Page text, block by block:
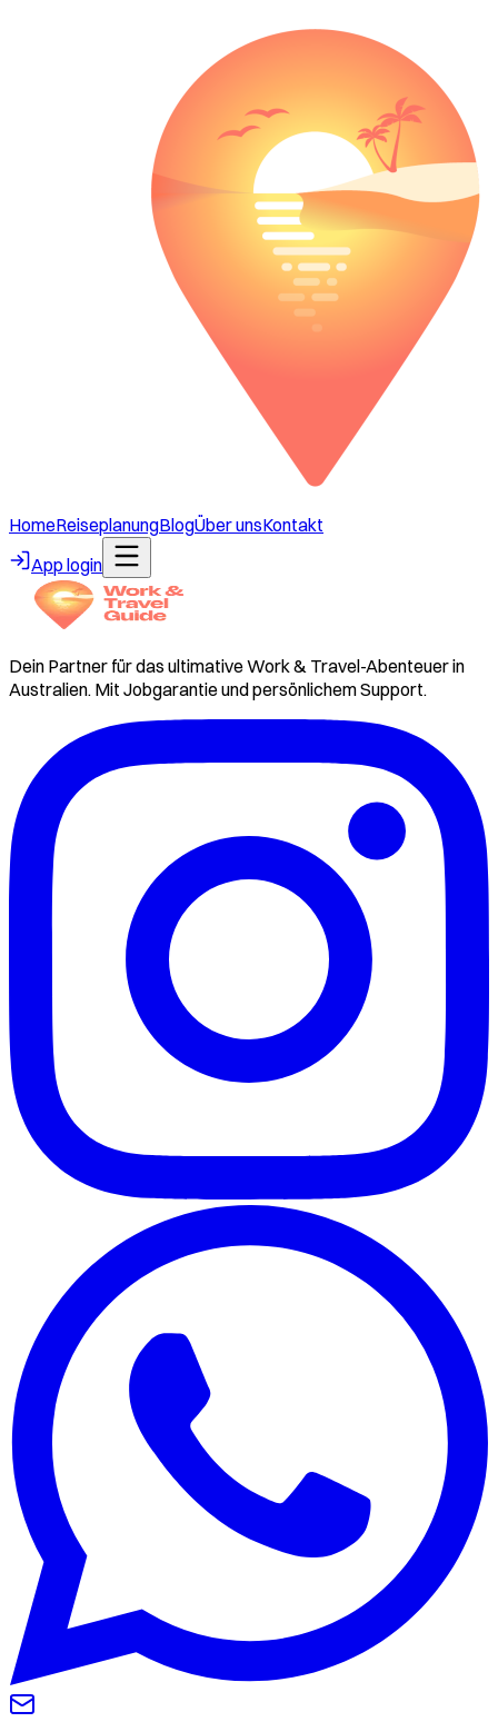
HomeReiseplanungBlogÜber unsKontakt
App login
Dein Partner für das ultimative Work & Travel-Abenteuer in
Australien. Mit Jobgarantie und persönlichem Support.